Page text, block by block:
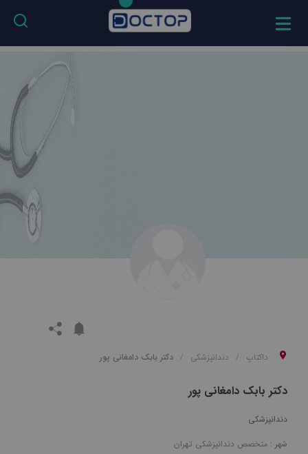
داکتاپ دندانپزشکی دکتر بابک دامغانی پور
دکتر بابک دامغانی پور
دندانپزشکی
شهر : متخصص دندانپزشکی تهران